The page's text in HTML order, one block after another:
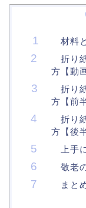
材料
折り
方【動
折り
方【前
折り
方【後
上手
敬老
まと